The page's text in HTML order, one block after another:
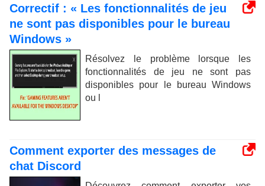
Correctif : « Les fonctionnalités de jeu
ne sont pas disponibles pour le bureau
Windows »
Résolvez le problème lorsque les
fonctionnalités de jeu ne sont pas
disponibles pour le bureau Windows
ou l
Comment exporter des messages de
chat Discord